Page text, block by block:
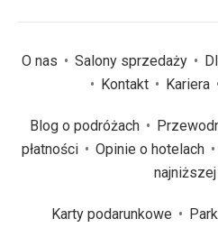
O nas Salony sprzedaży
Kontakt
Kariera
Blog o podróżach
płatności
Opinie o hotelach
Karty podarunkowe